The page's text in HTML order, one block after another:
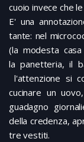
cuoio invece che
E' una
tante: nel
(la modesta
la panetteria, il
l'attenzione si
cucinare un
guadagno
della credenza,
tre vestiti.